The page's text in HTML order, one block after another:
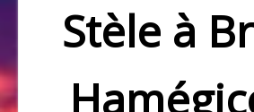
Stèle à